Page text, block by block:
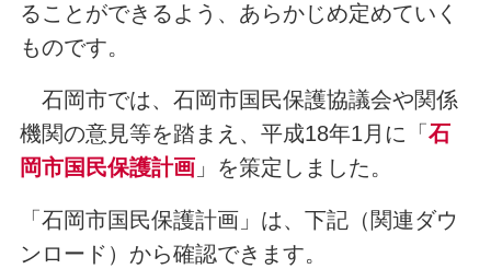
ることができるよう、あらかじめ定めていく
ものです。
石岡市では、石岡市国民保護協議会や関係
機関の意見等を踏まえ、平成18年1月に「 石
岡市国民保護計画」を策定しました。
「石岡市国民保護計画」は、下記（関連ダウ
ンロード）から確認できます。